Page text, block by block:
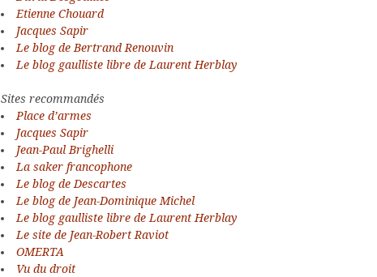
Etienne Chouard
Jacques Sapir
Le blog de Bertrand Renouvin
Le blog gaulliste libre de Laurent Herblay
Sites recommandés
Place d’armes
Jacques Sapir
Jean-Paul Brighelli
La saker francophone
Le blog de Descartes
Le blog de Jean-Dominique Michel
Le blog gaulliste libre de Laurent Herblay
Le site de Jean-Robert Raviot
OMERTA
Vu du droit